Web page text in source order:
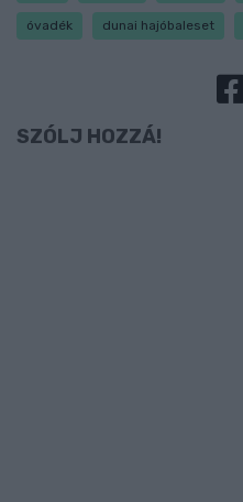
óvadék dunai hajóbaleset
SZÓLJ HOZZÁ!